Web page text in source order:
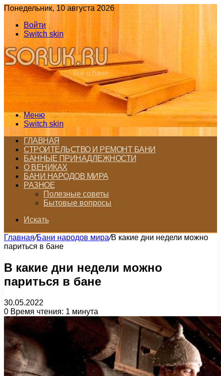
Понедельник, 10 августа 2026
Войти
Switch skin
Меню
Switch skin
ГЛАВНАЯ
СТРОИТЕЛЬСТВО И РЕМОНТ БАНИ
БАННЫЕ ПРИНАДЛЕЖНОСТИ
О ВЕНИКАХ
БАНИ НАРОДОВ МИРА
РАЗНОЕ
Полезные советы
Бытовые вопросы
Искать
Главная/Бани народов мира/В какие дни недели можно
париться в бане
В какие дни недели можно
париться в бане
30.05.2022
0 Время чтения: 1 минута